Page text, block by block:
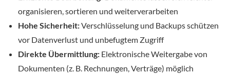
organisieren, sortieren und weiterverarbeiten
Hohe Sicherheit:Verschlüsselung und Backups schützen
vor Datenverlust und unbefugtem Zugriff
Direkte Übermittlung: Elektronische Weitergabe von
Dokumenten (z. B. Rechnungen, Verträge) möglich